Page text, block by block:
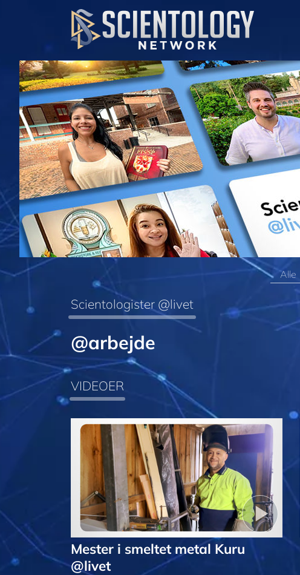
Alle
Scientologister @livet
@arbejde
VIDEOER
Mester i smeltet metal Kuru
@livet